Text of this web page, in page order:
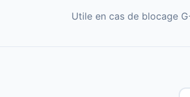
Utile en cas de blocage